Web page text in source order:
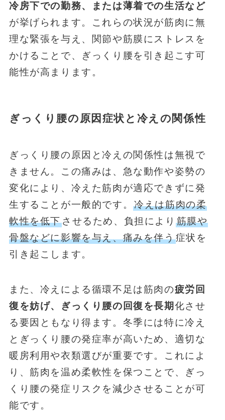
冷房下での勤務、または薄着での生活など
が挙げられます。これらの状況が筋肉に無
理な緊張を与え、関節や筋膜にストレスを
かけることで、ぎっくり腰を引き起こす可
能性が高まります。
ぎっくり腰の原因症状と冷えの関係性
ぎっくり腰の原因と冷えの関係性は無視で
きません。この痛みは、急な動作や姿勢の
変化により、冷えた筋肉が適応できずに発
生することが一般的です。冷えは筋肉の柔
軟性を低下させるため、負担により 筋膜や
骨盤などに影響を与え、痛みを伴う症状を
引き起こします。
また、冷えによる循環不足は筋肉の疲労回
復を妨げ、ぎっくり腰の回復を長期化させ
る要因ともなり得ます。冬季には特に冷え
とぎっくり腰の発症率が高いため、適切な
暖房利用や衣類選びが重要です。これによ
り、筋肉を温め柔軟性を保つことで、ぎっ
くり腰の発症リスクを減少させることが可
能です。